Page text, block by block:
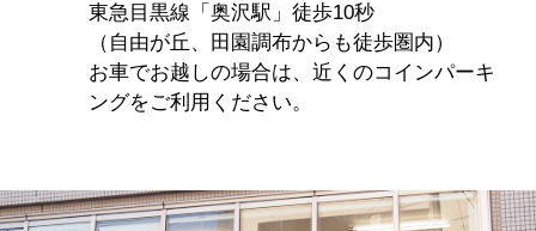
東急目黒線「奥沢駅」徒歩10秒
（自由が丘、田園調布からも徒歩圏内）
お車でお越しの場合は、近くのコインパーキ
ングをご利用ください。